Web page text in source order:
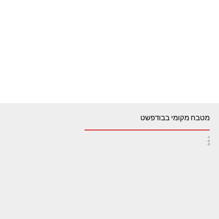
מטבח מקומי בבודפשט
1-
2-
3-